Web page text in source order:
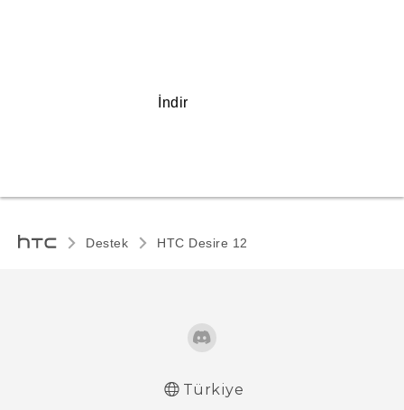
İndir
Destek HTC Desire 12‎
Türkiye